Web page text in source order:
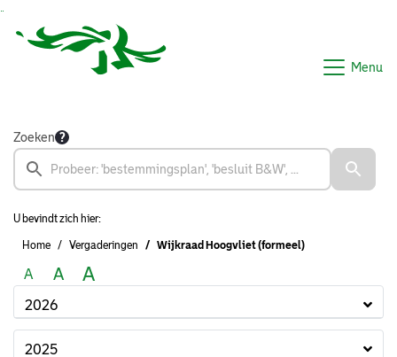
Menu
Zoeken
U bevindt zich hier:
Home Vergaderingen Wijkraad Hoogvliet (formeel)
A A A
2026
2025